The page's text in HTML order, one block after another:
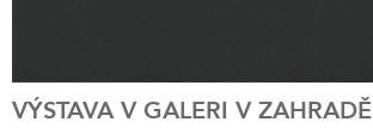
VÝSTAVA V GALERI V ZAHRADĚ